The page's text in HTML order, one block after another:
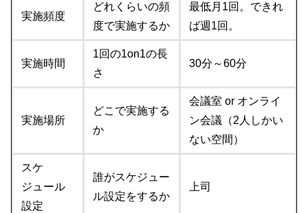
実施頻度
どれくらいの頻
度で実施するか
最低月1回。できれ
ば週1回。
実施時間
1回の1on1の長
さ
30分～60分
実施場所
どこで実施する
か
会議室 or オンライ
ン会議（2人しかい
ない空間）
スケ
ジュール
設定
誰がスケジュー
ル設定をするか
上司